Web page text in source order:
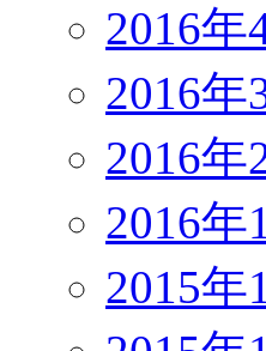
2016年
2016年
2016年
2016年
2015年